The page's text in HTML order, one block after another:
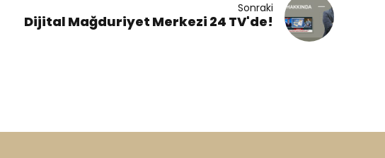
Sonraki
Dijital Mağduriyet Merkezi 24 TV'de!